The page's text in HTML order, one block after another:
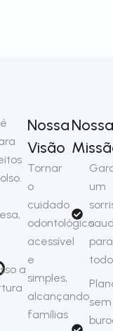
a
Nossa
Visão
Tornar
o
cuidado
odontológico
acessível
e
simples,
alcançando
famílias
Nossa
um
para
sem